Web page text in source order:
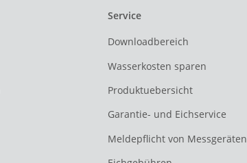
Service
Downloadbereich
Wasserkosten sparen
Produktuebersicht
Garantie- und Eichservice
Meldepflicht von Messgeräten